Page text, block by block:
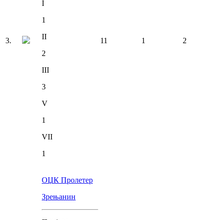
3.
I
1
II
2
III
3
V
1
VII
1
11 1 2
ОЏК Пролетер
Зрењанин